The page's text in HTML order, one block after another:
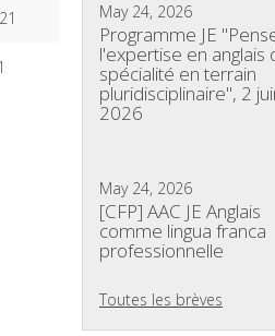
May 24, 2026
Programme JE
l'expertise en anglais
spécialité en terrain
pluridisciplinaire", 2
2026
May 24, 2026
[CFP] AAC JE Anglais
comme lingua franca
professionnelle
Toutes les brèves